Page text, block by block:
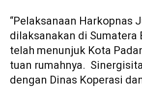
“Pelaksanaan Harkopnas
dilaksanakan di Sumatera
telah menunjuk Kota
tuan rumahnya.
dengan Dinas Koperasi